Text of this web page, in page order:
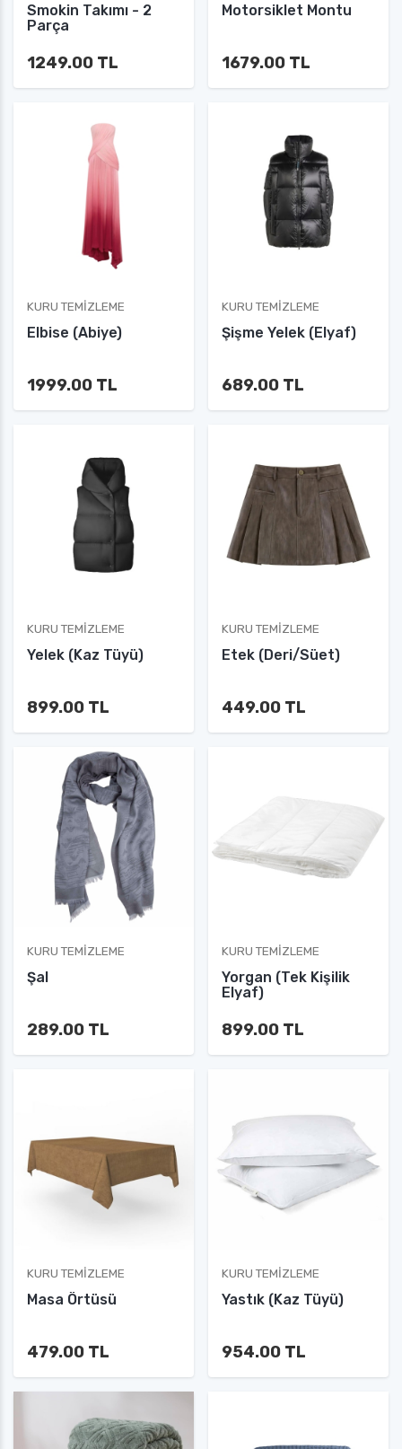
Smokin Takımı - 2
Parça
1249.00 TL
Motorsiklet Montu
1679.00 TL
KURU TEMIZLEME
Elbise (Abiye)
1999.00 TL
KURU TEMIZLEME
Şişme Yelek (Elyaf)
689.00 TL
KURU TEMIZLEME
Yelek (Kaz Tüyü)
899.00 TL
KURU TEMIZLEME
Etek (Deri/Süet)
449.00 TL
KURU TEMIZLEME
Şal
289.00 TL
KURU TEMIZLEME
Yorgan (Tek Kişilik
Elyaf)
899.00 TL
KURU TEMIZLEME
Masa Örtüsü
479.00 TL
KURU TEMIZLEME
Yastık (Kaz Tüyü)
954.00 TL